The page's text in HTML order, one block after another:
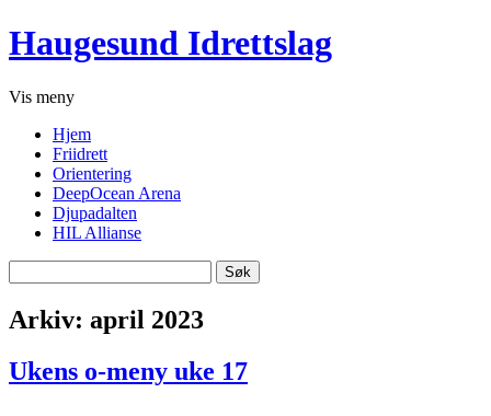
Haugesund Idrettslag
Vis meny
Hjem
Friidrett
Orientering
DeepOcean Arena
Djupadalten
HIL Allianse
etter:
Arkiv: april 2023
Ukens o-meny uke 17